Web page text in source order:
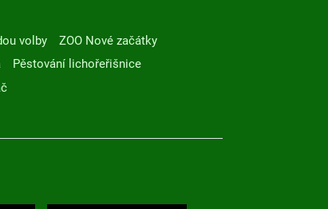
volby
ZOO Nové začátky
Pěstování lichořeřišnice